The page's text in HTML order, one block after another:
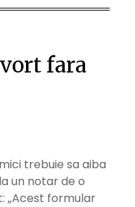
fara
trebuie sa aiba
un notar de o
„Acest formular